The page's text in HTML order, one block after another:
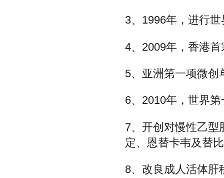
3、1996年，进行
4、2009年，香港
5、亚洲第一项微创
6、2010年，世界
7、开创对慢性乙型
定、恩替卡韦及替
8、改良成人活体肝